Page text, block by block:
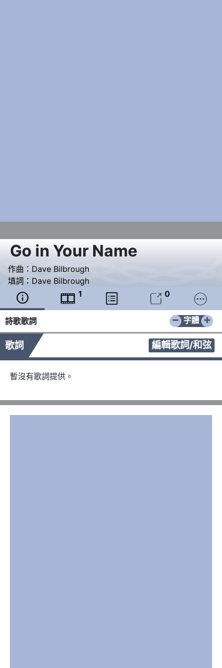
Go in Your Name
作曲： Dave Bilbrough
填詞： Dave Bilbrough
  1   0 
詩歌歌詞 − +
字體
歌詞 編輯歌詞/和弦
暫沒有歌詞提供。